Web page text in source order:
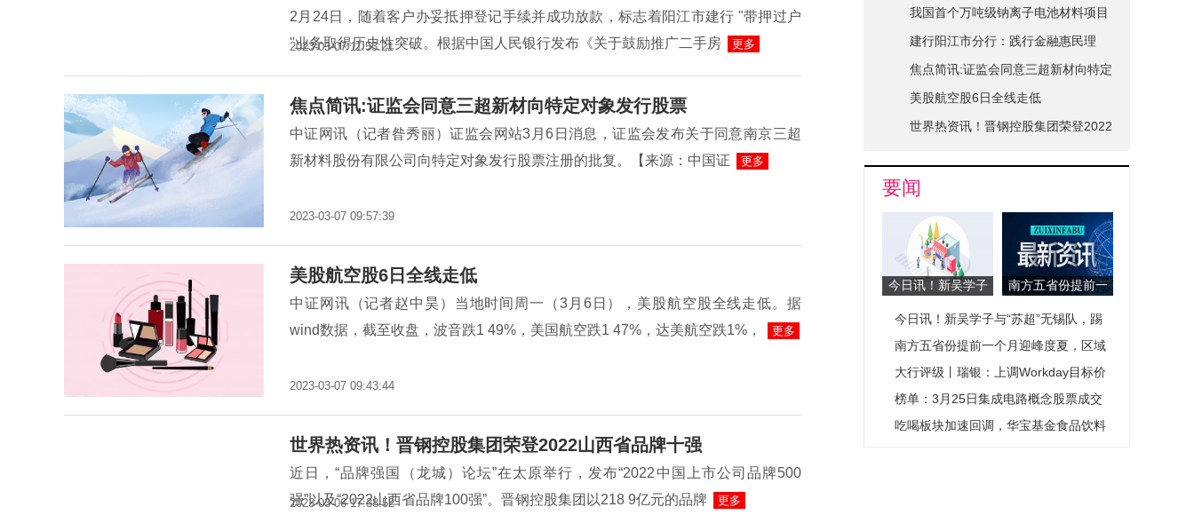
2月24日，随着客户办妥抵押登记手续并成功放款，标志着阳江市建行 "带押过户
"业务取得历史性突破。根据中国人民银行发布《关于鼓励推广二手房
更多
2023-03-07 11:53:21
焦点简讯:证监会同意三超新材向特定对象发行股票
中证网讯（记者昝秀丽）证监会网站3月6日消息，证监会发布关于同意南京三超
新材料股份有限公司向特定对象发行股票注册的批复。【来源：中国证
更多
2023-03-07 09:57:39
美股航空股6日全线走低
中证网讯（记者赵中昊）当地时间周一（3月6日），美股航空股全线走低。据
wind数据，截至收盘，波音跌1 49%，美国航空跌1 47%，达美航空跌1%，
更多
2023-03-07 09:43:44
世界热资讯！晋钢控股集团荣登2022山西省品牌十强
近日，“品牌强国（龙城）论坛”在太原举行，发布“2022中国上市公司品牌500
强”以及“2022山西省品牌100强”。晋钢控股集团以218 9亿元的品牌
更多
2023-03-06 17:38:52
互鉴共进步|世界简讯
我国首个万吨级钠离子电池材料项目
在山西综改区开建
建行阳江市分行：践行金融惠民理
念-全球关注
焦点简讯:证监会同意三超新材向特定
对象发行股票的注册申请
美股航空股6日全线走低
世界热资讯！晋钢控股集团荣登2022
要闻
今日讯！新吴学子
踢了一场！
南方五省份提前一
域用电负荷出现新
形态
今日讯！新吴学子与“苏超”无锡队，踢
了一场！
南方五省份提前一个月迎峰度夏，区域
用电负荷出现新形态
大行评级丨瑞银：上调Workday目标价
至140美元，维持“中性”评级_每日热议
榜单：3月25日集成电路概念股票成交
量排名-每日热点
吃喝板块加速回调，华宝基金食品饮料